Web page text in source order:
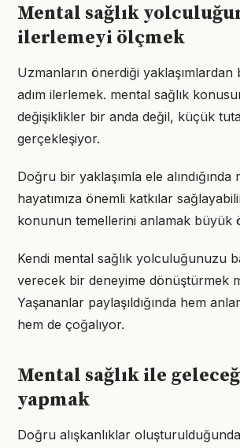
Mental sağlık
ilerlemeyi ölçmek
Uzmanların önerdiği yaklaşımlardan
adım ilerlemek. mental sağlık
değişiklikler bir anda değil, küçük
gerçekleşiyor.
Doğru bir yaklaşımla ele alındığında
hayatımıza önemli katkılar
konunun temellerini anlamak büyük
Kendi mental sağlık yolculuğunuzu
verecek bir deneyime dönüştürmek
Yaşananlar paylaşıldığında hem
hem de çoğalıyor.
Mental sağlık ile
yapmak
Doğru alışkanlıklar